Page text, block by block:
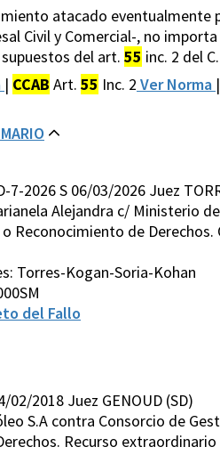
atacado
Civil y Comercial-, no
del art. 55 inc. 2 del
| CCAB Art. 55 Inc. 2 Ver Norma |
7-2026 S 06/03/2026 Juez
Alejandra c/ Ministerio
Reconocimiento de
Torres-Kogan-Soria-Kohan
del Fallo
02/2018 Juez GENOUD (SD)
S.A contra Consorcio de
Recurso